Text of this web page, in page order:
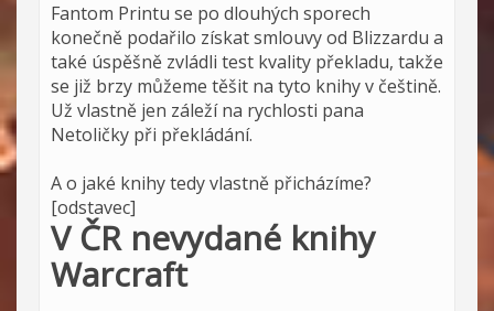
Fantom Printu se po dlouhých sporech
konečně podařilo získat smlouvy od Blizzardu a
také úspěšně zvládli test kvality překladu, takže
se již brzy můžeme těšit na tyto knihy v češtině.
Už vlastně jen záleží na rychlosti pana
Netoličky při překládání.
A o jaké knihy tedy vlastně přicházíme?
[odstavec]
V ČR nevydané knihy
Warcraft